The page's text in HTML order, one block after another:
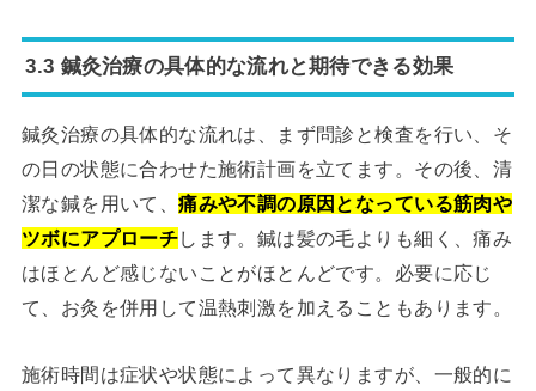
3.3 鍼灸治療の具体的な流れと期待できる効果
鍼灸治療の具体的な流れは、まず問診と検査を行い、そ
の日の状態に合わせた施術計画を立てます。その後、清
潔な鍼を用いて、痛みや不調の原因となっている筋肉や
ツボにアプローチします。鍼は髪の毛よりも細く、痛み
はほとんど感じないことがほとんどです。必要に応じ
て、お灸を併用して温熱刺激を加えることもあります。
施術時間は症状や状態によって異なりますが、一般的に